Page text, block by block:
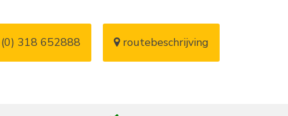
318 652888 routebeschrijving